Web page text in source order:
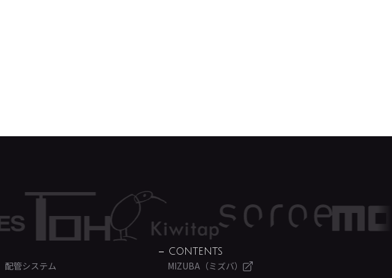
配管システム
CONTENTS
MIZUBA（ミズバ）